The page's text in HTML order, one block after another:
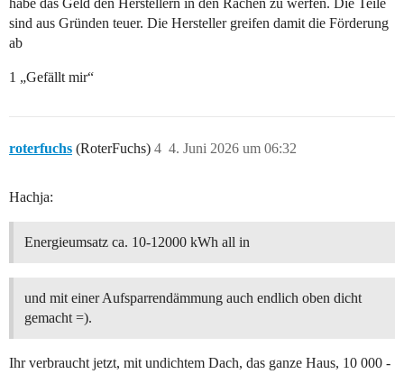
habe das Geld den Herstellern in den Rachen zu werfen. Die Teile
sind aus Gründen teuer. Die Hersteller greifen damit die Förderung
ab
1 „Gefällt mir“
roterfuchs (RoterFuchs) 4. Juni 2026 um 06:32
4
Hachja:
Energieumsatz ca. 10-12000 kWh all in
und mit einer Aufsparrendämmung auch endlich oben dicht
gemacht =).
Ihr verbraucht jetzt, mit undichtem Dach, das ganze Haus, 10 000 -